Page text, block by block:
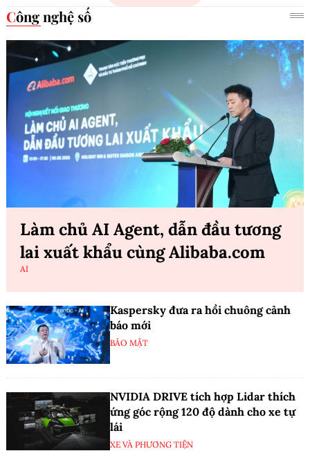
Công nghệ số
Làm chủ AI Agent, dẫn đầu tương
lai xuất khẩu cùng Alibaba.com
AI
Kaspersky đưa ra hồi chuông cảnh
báo mới
BẢO MẬT
NVIDIA DRIVE tích hợp Lidar thích
ứng góc rộng 120 độ dành cho xe tự
lái
XE VÀ PHƯƠNG TIỆN